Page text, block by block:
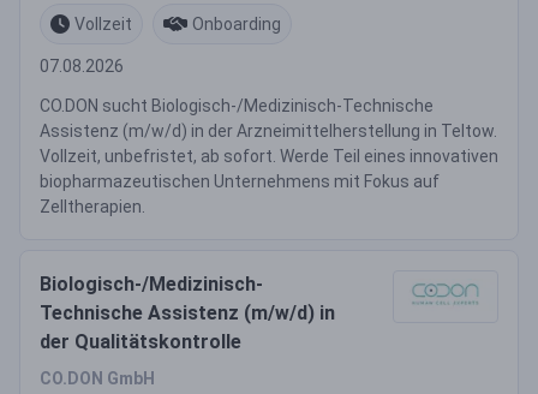
Vollzeit
Onboarding
07.08.2026
CO.DON sucht Biologisch-/Medizinisch-Technische
Assistenz (m/w/d) in der Arzneimittelherstellung in Teltow.
Vollzeit, unbefristet, ab sofort. Werde Teil eines innovativen
biopharmazeutischen Unternehmens mit Fokus auf
Zelltherapien.
Biologisch-/Medizinisch-
Technische Assistenz (m/w/d) in
der Qualitätskontrolle
CO.DON GmbH